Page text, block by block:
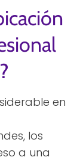
en
los
a una